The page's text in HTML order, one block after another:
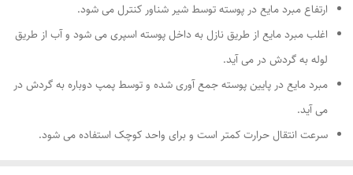
ارتفاع مبرد مایع در پوسته توسط شیر شناور کنترل می شود.
اغلب مبرد مایع از طریق نازل به داخل پوسته اسپری می شود و آب از طریق
لوله به گردش در می آید.
مبرد مایع در پایین پوسته جمع آوری شده و توسط پمپ دوباره به گردش در
می آید.
سرعت انتقال حرارت کمتر است و برای واحد کوچک استفاده می شود.